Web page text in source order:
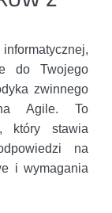
do Twojego
zwinnego
Agile. To
który stawia
na
i wymagania